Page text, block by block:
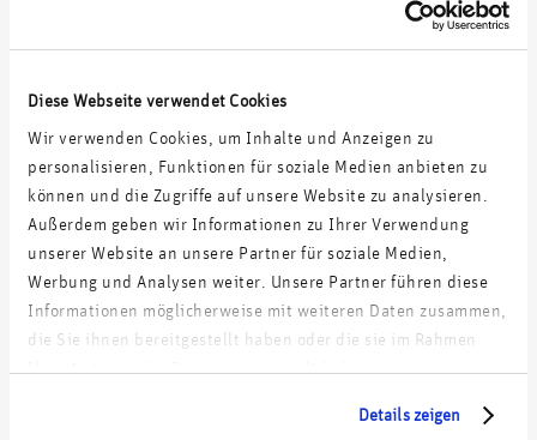
Diese Webseite verwendet Cookies
Wir verwenden Cookies, um Inhalte und Anzeigen zu
personalisieren, Funktionen für soziale Medien anbieten zu
können und die Zugriffe auf unsere Website zu analysieren.
Außerdem geben wir Informationen zu Ihrer Verwendung
unserer Website an unsere Partner für soziale Medien,
Werbung und Analysen weiter. Unsere Partner führen diese
Informationen möglicherweise mit weiteren Daten zusammen,
die Sie ihnen bereitgestellt haben oder die sie im Rahmen
Ihrer Nutzung der Dienste gesammelt haben.
Details zeigen
Unsere Kunden